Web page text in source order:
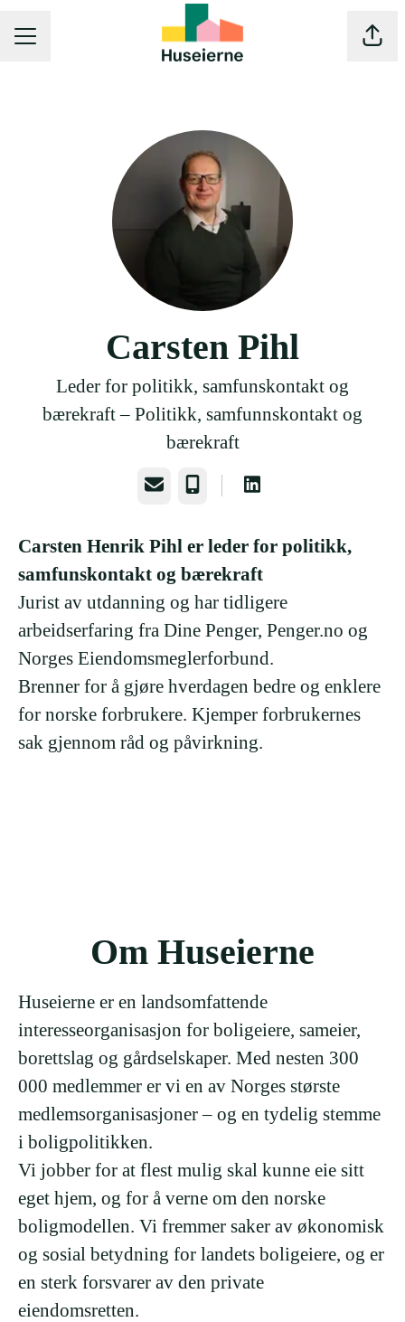
KARRIEREMENY Del
Carsten Pihl
Leder for politikk, samfunskontakt og
bærekraft – Politikk, samfunnskontakt og
bærekraft
E-post Telefonnummer
Carsten Henrik Pihl er leder for politikk,
samfunskontakt og bærekraft
Jurist av utdanning og har tidligere
arbeidserfaring fra Dine Penger, Penger.no og
Norges Eiendomsmeglerforbund.
Brenner for å gjøre hverdagen bedre og enklere
for norske forbrukere. Kjemper forbrukernes
sak gjennom råd og påvirkning.
Om Huseierne
Huseierne er en landsomfattende
interesseorganisasjon for boligeiere, sameier,
borettslag og gårdselskaper. Med nesten 300
000 medlemmer er vi en av Norges største
medlemsorganisasjoner – og en tydelig stemme
i boligpolitikken.
Vi jobber for at flest mulig skal kunne eie sitt
eget hjem, og for å verne om den norske
boligmodellen. Vi fremmer saker av økonomisk
og sosial betydning for landets boligeiere, og er
en sterk forsvarer av den private
eiendomsretten.